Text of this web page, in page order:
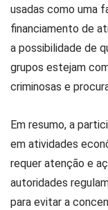
usadas como uma
financiamento de
a possibilidade de
grupos estejam
criminosas e
Em resumo, a
em atividades
requer atenção e
autoridades
para evitar a